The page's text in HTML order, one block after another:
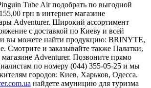
Tube Air подобрать по выгодной
грн в интернет магазине
Adventurer. Широкий ассортимент
с доставкой по Киеву и всей
вы можете найти продукцию: BRINYTE,
Смотрите и заказывайте также Палатки,
Adventurer. Позвоните прямо
по номеру (044) 355-05-25 и мы
городов: Киев, Харьков, Одесса.
найдете амуницию для туризма